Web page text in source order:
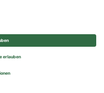
All rights reserved